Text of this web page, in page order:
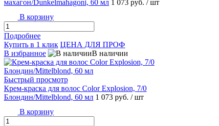
махагон/Dunkelmahagoni, 60 мл 1 073 руб. / шт
В корзину
Подробнее
Купить в 1 клик ЦЕНА ДЛЯ ПРОФ
В избранное
В наличии
Быстрый просмотр
Крем-краска для волос Color Explosion, 7/0
Блондин/Mittelblond, 60 мл 1 073 руб. / шт
В корзину